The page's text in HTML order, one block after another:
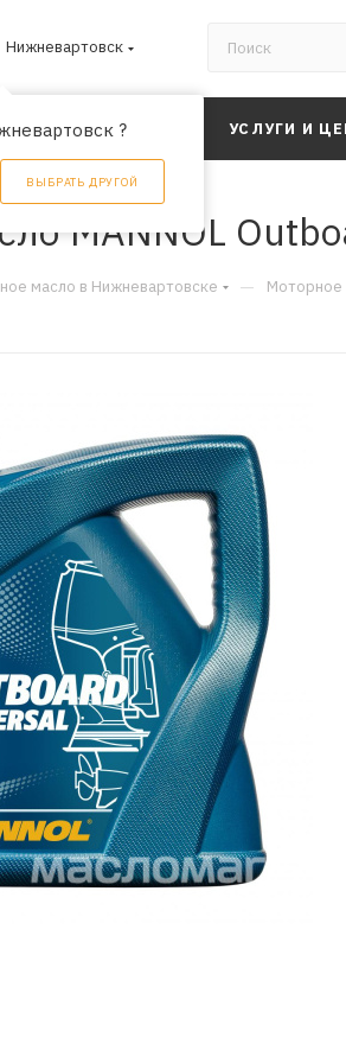
Нижневартовск
?
ВЫБРАТЬ ДРУГОЙ
АКЦИИ УСЛУГИ И
MANNOL
масло в Нижневартовске — Моторное